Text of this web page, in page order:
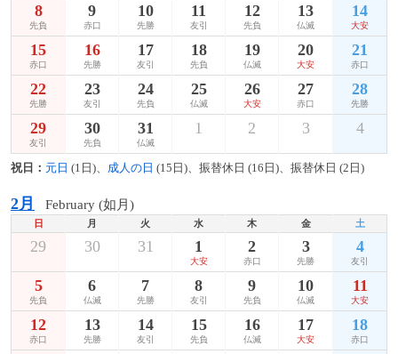
8
先負
9
赤口
10
先勝
11
友引
12
先負
13
仏滅
14
大安
15
赤口
16
先勝
17
友引
18
先負
19
仏滅
20
大安
21
赤口
22
先勝
23
友引
24
先負
25
仏滅
26
大安
27
赤口
28
先勝
29
友引
30
先負
31
仏滅
1 2 3 4
祝日： 元日 (1日)、 成人の日 (15日)、振替休日 (16日)、振替休日 (2日)
2月 February (如月)
日 月 火 水 木 金 土
29 30 31 1
大安
2
赤口
3
先勝
4
友引
5
先負
6
仏滅
7
先勝
8
友引
9
先負
10
仏滅
11
大安
12
赤口
13
先勝
14
友引
15
先負
16
仏滅
17
大安
18
赤口